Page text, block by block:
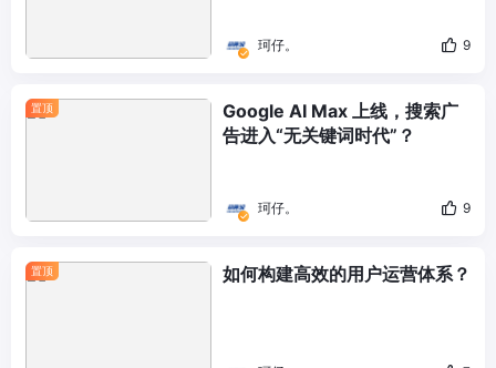
珂仔。 9
置顶
Google AI Max 上线，搜索广
告进入“无关键词时代”？
珂仔。 9
置顶 如何构建高效的用户运营体系？